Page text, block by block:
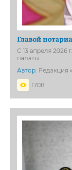
Главой
С 13 апреля 2026
палаты
Автор: Редакция
1708